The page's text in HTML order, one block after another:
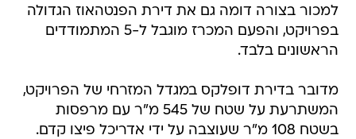
למכור בצורה דומה גם את דירת הפנטהאוז הגדולה
בפרויקט, והפעם המכרז מוגבל ל-5 המתמודדים
הראשונים בלבד.
מדובר בדירת דופלקס במגדל המזרחי של הפרויקט,
המשתרעת על שטח של 545 מ"ר עם מרפסות
בשטח 108 מ"ר שעוצבה על ידי אדריכל פיצו קדם.